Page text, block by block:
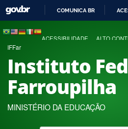
COMUNICA BR
ACESSIBILIDADE ALTO
IFFar
Instituto
Farroupilha
MINISTÉRIO DA EDUCAÇÃO